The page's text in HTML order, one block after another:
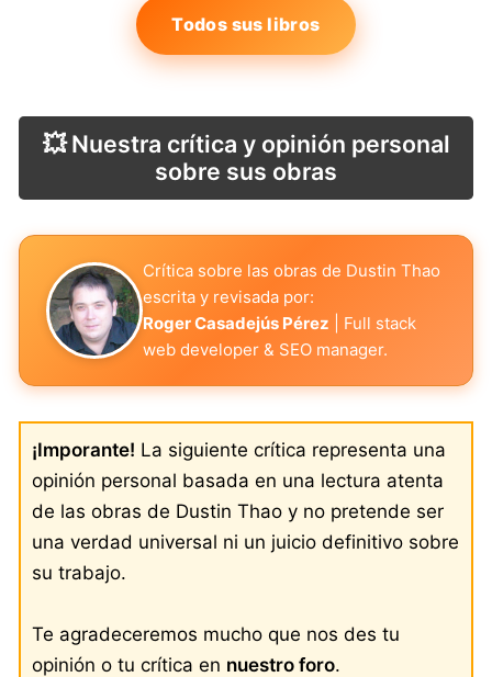
Todos sus libros
💥 Nuestra crítica y opinión personal
sobre sus obras
Crítica sobre las obras de Dustin Thao
escrita y revisada por:
Roger Casadejús Pérez
| Full stack
web developer & SEO manager.
¡Imporante! La siguiente crítica representa una
opinión personal basada en una lectura atenta
de las obras de Dustin Thao y no pretende ser
una verdad universal ni un juicio definitivo sobre
su trabajo.
Te agradeceremos mucho que nos des tu
opinión o tu crítica en nuestro foro.